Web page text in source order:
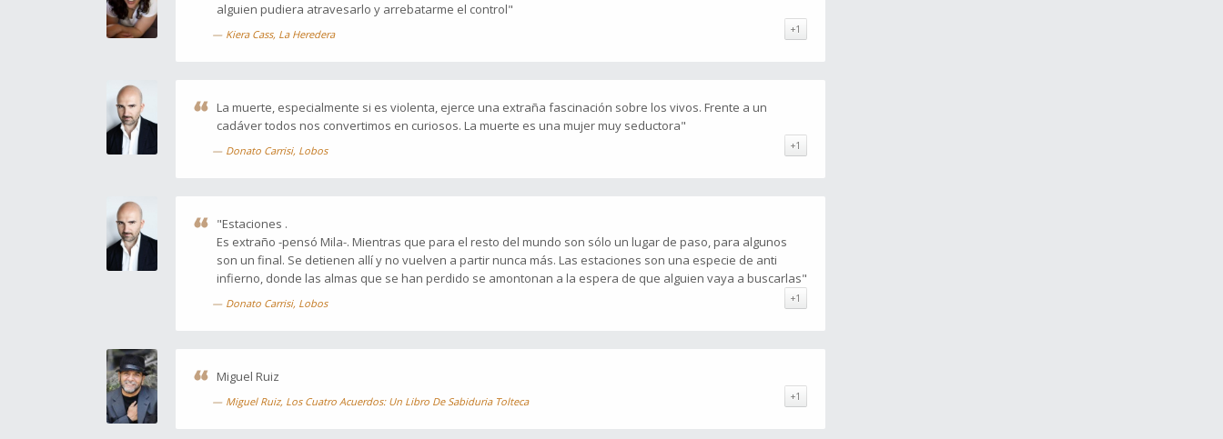
alguien pudiera atravesarlo y arrebatarme el control"
Kiera Cass, La Heredera +1
La muerte, especialmente si es violenta, ejerce una extraña fascinación sobre los vivos. Frente a un
cadáver todos nos convertimos en curiosos. La muerte es una mujer muy seductora"
Donato Carrisi, Lobos +1
"Estaciones .
Es extraño -pensó Mila-. Mientras que para el resto del mundo son sólo un lugar de paso, para algunos
son un final. Se detienen allí y no vuelven a partir nunca más. Las estaciones son una especie de anti
infierno, donde las almas que se han perdido se amontonan a la espera de que alguien vaya a buscarlas"
Donato Carrisi, Lobos +1
Miguel Ruiz
Miguel Ruiz, Los Cuatro Acuerdos: Un Libro De Sabiduria Tolteca +1